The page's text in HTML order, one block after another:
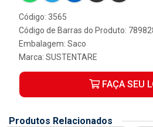
Código: 3565
Código de Barras do Produto:
Embalagem: Saco
Marca: SUSTENTARE
FAÇA SEU
Produtos Relacionados